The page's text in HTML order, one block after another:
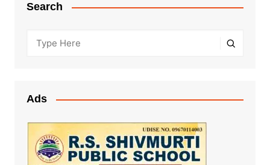
Search
Ads